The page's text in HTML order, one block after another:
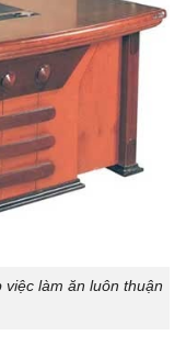
làm ăn luôn thuận